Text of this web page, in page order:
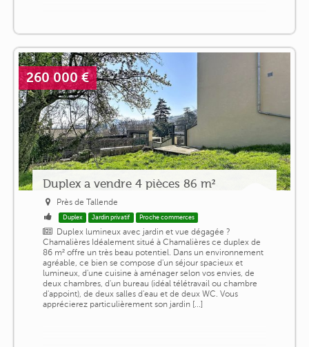
260 000 €
Duplex a vendre 4 pièces 86 m²
Près de Tallende
Duplex Jardin privatif Proche commerces
Duplex lumineux avec jardin et vue dégagée ?
Chamalières Idéalement situé à Chamalières ce duplex de
86 m² offre un très beau potentiel. Dans un environnement
agréable, ce bien se compose d'un séjour spacieux et
lumineux, d'une cuisine à aménager selon vos envies, de
deux chambres, d'un bureau (idéal télétravail ou chambre
d'appoint), de deux salles d'eau et de deux WC. Vous
apprécierez particulièrement son jardin [...]